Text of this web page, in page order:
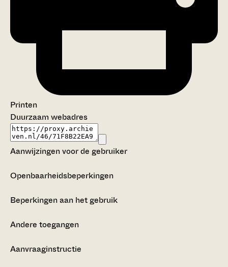
Printen
Duurzaam webadres
Aanwijzingen voor de gebruiker
Openbaarheidsbeperkingen
Beperkingen aan het gebruik
Andere toegangen
Aanvraaginstructie